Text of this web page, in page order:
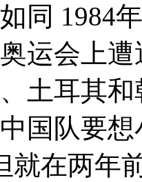
同 1984
运会上
土耳其
国队要
就在两年